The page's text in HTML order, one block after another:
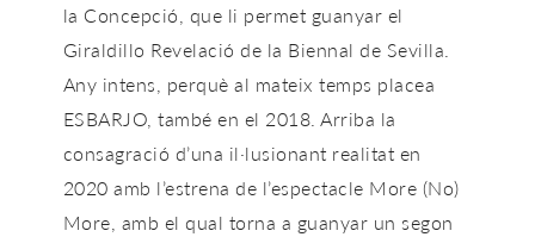
la Concepció, que li permet guanyar el
Giraldillo Revelació de la Biennal de Sevilla.
Any intens, perquè al mateix temps placea
ESBARJO, també en el 2018. Arriba la
consagració d’una il·lusionant realitat en
2020 amb l’estrena de l’espectacle More (No)
More, amb el qual torna a guanyar un segon